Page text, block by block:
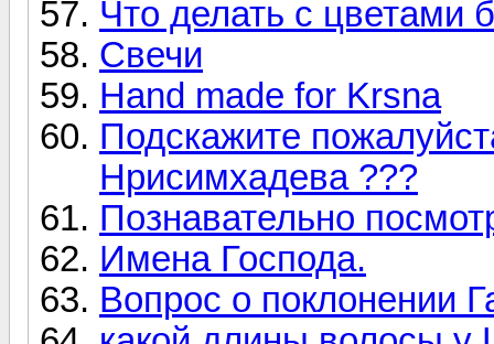
Что делать с цветами
Свечи
Hand made for Krsna
Подскажите
Нрисимхадева ???
Познавательно
Имена Господа.
Вопрос о поклонении